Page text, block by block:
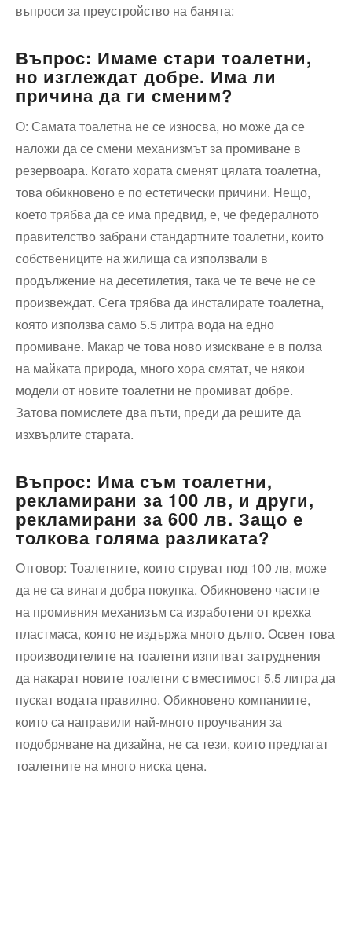
въпроси за преустройство на банята:
Въпрос: Имаме стари тоалетни,
но изглеждат добре. Има ли
причина да ги сменим?
О: Самата тоалетна не се износва, но може да се
наложи да се смени механизмът за промиване в
резервоара. Когато хората сменят цялата тоалетна,
това обикновено е по естетически причини. Нещо,
което трябва да се има предвид, е, че федералното
правителство забрани стандартните тоалетни, които
собствениците на жилища са използвали в
продължение на десетилетия, така че те вече не се
произвеждат. Сега трябва да инсталирате тоалетна,
която използва само 5.5 литра вода на едно
промиване. Макар че това ново изискване е в полза
на майката природа, много хора смятат, че някои
модели от новите тоалетни не промиват добре.
Затова помислете два пъти, преди да решите да
изхвърлите старата.
Въпрос: Има съм тоалетни,
рекламирани за 100 лв, и други,
рекламирани за 600 лв. Защо е
толкова голяма разликата?
Отговор: Тоалетните, които струват под 100 лв, може
да не са винаги добра покупка. Обикновено частите
на промивния механизъм са изработени от крехка
пластмаса, която не издържа много дълго. Освен това
производителите на тоалетни изпитват затруднения
да накарат новите тоалетни с вместимост 5.5 литра да
пускат водата правилно. Обикновено компаниите,
които са направили най-много проучвания за
подобряване на дизайна, не са тези, които предлагат
тоалетните на много ниска цена.